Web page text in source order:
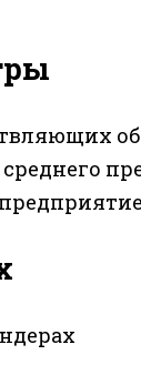
среднего